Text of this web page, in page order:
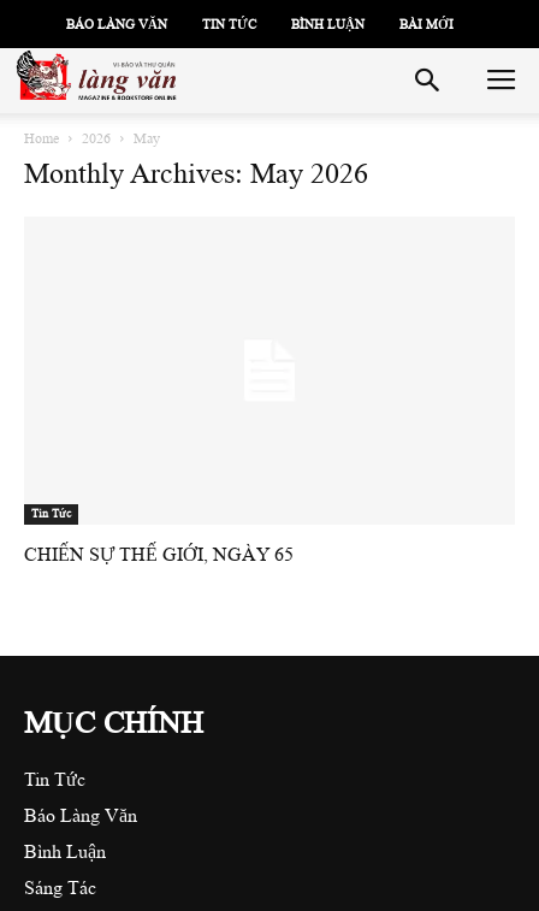
BÁO LÀNG VĂN TIN TỨC BÌNH LUẬN BÀI MỚI
Home 2026 May
Monthly Archives: May 2026
Tin Tức
CHIẾN SỰ THẾ GIỚI, NGÀY 65
MỤC CHÍNH
Tin Tức
Báo Làng Văn
Bình Luận
Sáng Tác